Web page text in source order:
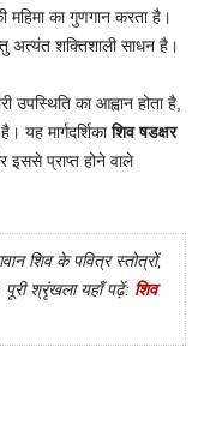
महिमा का गुणगान करता है।
अत्यंत शक्तिशाली साधन है।
उपस्थिति का आह्वान होता है,
यह मार्गदर्शिकाशिव षडक्षर
प्राप्त होने वाले
शिव के पवित्र स्तोत्रों,
श्रृंखला यहाँ पढ़ें: शिव